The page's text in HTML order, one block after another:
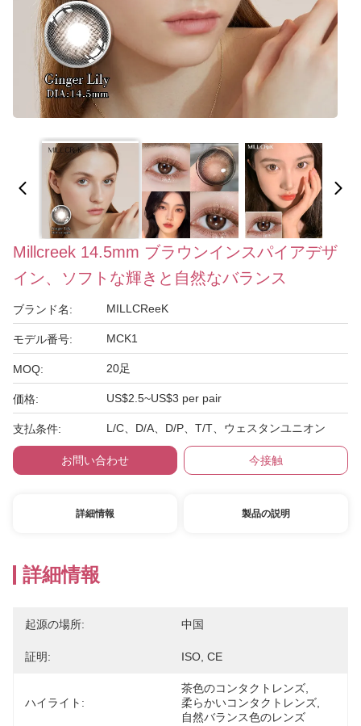
Millcreek 14.5mm ブラウンインスパイアデザ
イン、ソフトな輝きと自然なバランス
ブランド名: MILLCReeK
モデル番号: MCK1
MOQ: 20足
価格: US$2.5~US$3 per pair
支払条件: L/C、D/A、D/P、T/T、ウェスタンユニオン
お問い合わせ 今接触
詳細情報 製品の説明
詳細情報
起源の場所: 中国
証明: ISO, CE
ハイライト:
茶色のコンタクトレンズ
柔らかいコンタクトレンズ
自然バランス色のレンズ